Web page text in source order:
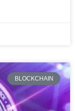
BLOCKCHAIN